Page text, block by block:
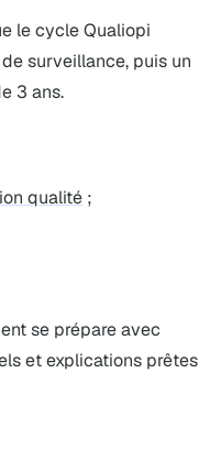
le cycle Qualiopi
surveillance, puis un
3 ans.
qualité ;
se prépare avec
et explications prêtes